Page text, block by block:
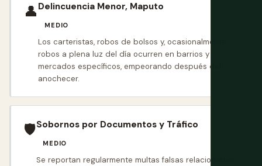
👤 Delincuencia Menor, Maputo
MEDIO
Los carteristas, robos de bolsos y, ocasionalmente,
robos a plena luz del día ocurren en barrios y
mercados específicos, empeorando después del
anochecer.
🛡️Sobornos por Documentos y Tráfico
MEDIO
Se reportan regularmente multas falsas relacionadas